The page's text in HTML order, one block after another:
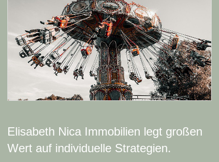
Elisabeth Nica Immobilien legt großen
Wert auf individuelle Strategien.